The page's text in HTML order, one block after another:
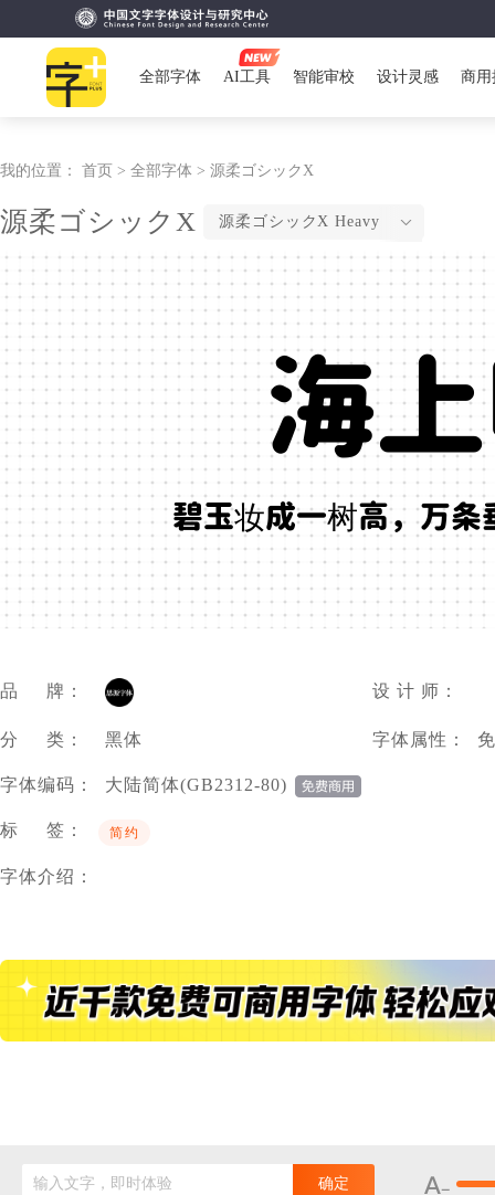
全部字体 AI工具 智能审校 设计灵感 商用
我的位置： 首页 > 全部字体 > 源柔ゴシックX
源柔ゴシックX 源柔ゴシックX Heavy
海
碧玉妆成一树高，万
品 牌： 设 计 师：
分 类： 黑体 字体属性：
字体编码： 大陆简体(GB2312-80)
标 签： 简约
字体介绍：
输入文字，即时体验 确定